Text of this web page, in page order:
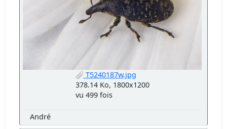
T5240187w.jpg
378.14 Ko, 1800x1200
vu 499 fois
André